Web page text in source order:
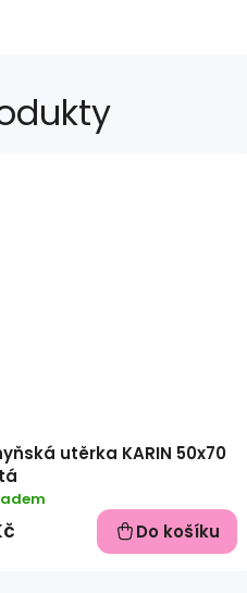
utěrka KARIN 50x70
Do košíku